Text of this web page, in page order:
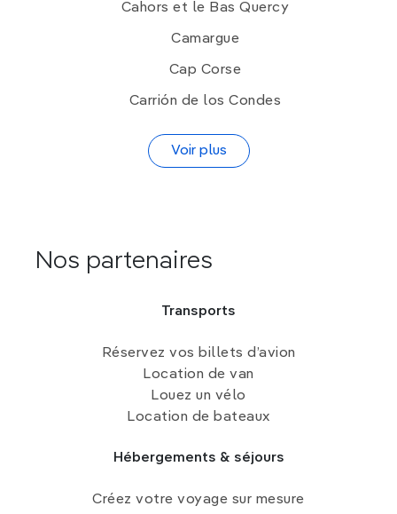
Cahors et le Bas Quercy
Camargue
Cap Corse
Carrión de los Condes
Voir plus
Nos partenaires
Transports
Réservez vos billets d’avion
Location de van
Louez un vélo
Location de bateaux
Hébergements & séjours
Créez votre voyage sur mesure